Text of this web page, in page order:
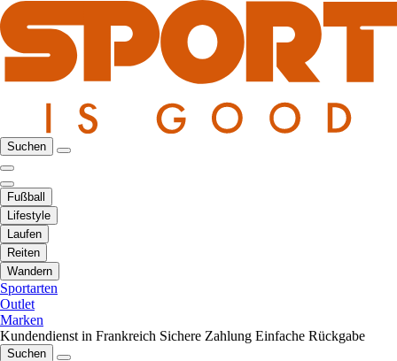
Suchen
Fußball
Lifestyle
Laufen
Reiten
Wandern
Sportarten
Outlet
Marken
Kundendienst in Frankreich Sichere Zahlung Einfache Rückgabe
Suchen